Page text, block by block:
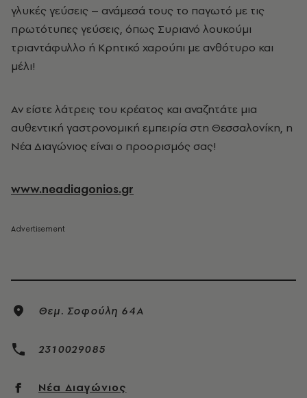
γλυκές γεύσεις – ανάμεσά τους το παγωτό με τις
πρωτότυπες γεύσεις, όπως Συριανό λουκούμι
τριαντάφυλλο ή Κρητικό χαρούπι με ανθότυρο και
μέλι!
Αν είστε λάτρεις του κρέατος και αναζητάτε μια
αυθεντική γαστρονομική εμπειρία στη Θεσσαλονίκη, η
Νέα Διαγώνιος είναι ο προορισμός σας!
www.neadiagonios.gr
Θεμ. Σοφούλη 64Α
2310029085
Νέα Διαγώνιος